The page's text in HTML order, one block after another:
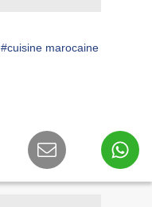
#cuisine marocaine